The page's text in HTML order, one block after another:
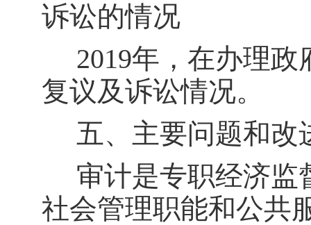
诉讼的情况
2019年，在办理政
复议及诉讼情况。
五、主要问题和改
审计是专职经济监
社会管理职能和公共